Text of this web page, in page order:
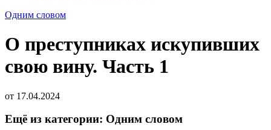
Одним словом
О преступниках искупивших
свою вину. Часть 1
от 17.04.2024
Ещё из категории: Одним словом